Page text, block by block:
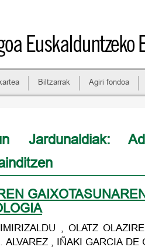
Euskalduntzeko
Biltzarrak Agiri fondoa
Jardunaldiak:
, OLATZ
ALVAREZ , IÑAKI GARCIA DE